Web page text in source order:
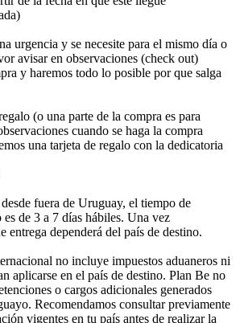
urgencia y se necesite para el mismo día o
avisar en observaciones (check out)
y haremos todo lo posible por que salga
(o una parte de la compra es para
cuando se haga la compra
una tarjeta de regalo con la dedicatoria
fuera de Uruguay, el tiempo de
de 3 a 7 días hábiles. Una vez
entrega dependerá del país de destino.
no incluye impuestos aduaneros ni
aplicarse en el país de destino. Plan Be no
o cargos adicionales generados
Recomendamos consultar previamente
vigentes en tu país antes de realizar la